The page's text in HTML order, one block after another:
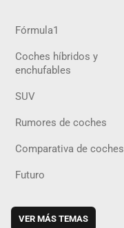
Fórmula1
Coches híbridos y
enchufables
SUV
Rumores de coches
Comparativa de coches
Futuro
VER MÁS TEMAS